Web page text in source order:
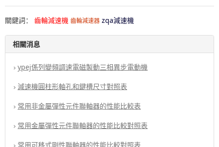
關鍵詞： 齒輪減速機 齒輪減速器 zqa減速機
相關消息
ypej係列變頻調速電磁製動三相異步電動機
減速機圓柱形軸孔和鍵槽尺寸對照表
常用非金屬彈性元件聯軸器的性能比較表
常用金屬彈性元件聯軸器的性能比較對照表
常用可移式剛性聯軸器的性能比較對照表